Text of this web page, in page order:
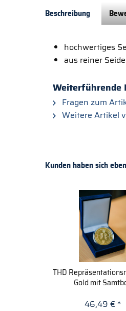
Beschreibung
hochwertiges
aus reiner Seide
Weiterführende
Fragen zum
Weitere Artikel
Kunden haben sich
THD
Gold mit
46,49 € *